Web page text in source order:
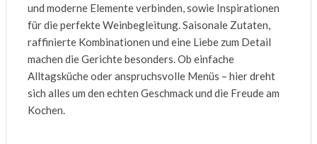
und moderne Elemente verbinden, sowie Inspirationen
für die perfekte Weinbegleitung. Saisonale Zutaten,
raffinierte Kombinationen und eine Liebe zum Detail
machen die Gerichte besonders. Ob einfache
Alltagsküche oder anspruchsvolle Menüs – hier dreht
sich alles um den echten Geschmack und die Freude am
Kochen.